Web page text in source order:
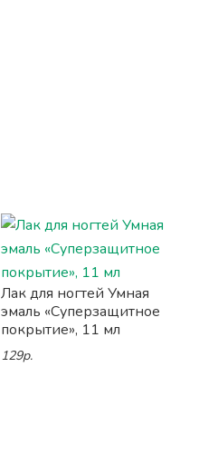
Лак для ногтей Умная
эмаль «Суперзащитное
покрытие», 11 мл
129р.